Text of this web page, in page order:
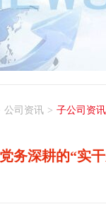
公司资讯 > 子公司资讯
务深耕的“实